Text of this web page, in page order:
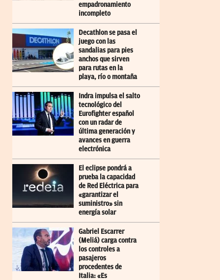
empadronamiento
incompleto
Decathlon se pasa el
juego con las
sandalias para pies
anchos que sirven
para rutas en la
playa, río o montaña
Indra impulsa el salto
tecnológico del
Eurofighter español
con un radar de
última generación y
avances en guerra
electrónica
El eclipse pondrá a
prueba la capacidad
de Red Eléctrica para
«garantizar el
suministro» sin
energía solar
Gabriel Escarrer
(Meliá) carga contra
los controles a
pasajeros
procedentes de
Italia: «Es